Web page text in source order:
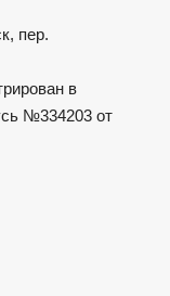
пер.
в
№334203 от